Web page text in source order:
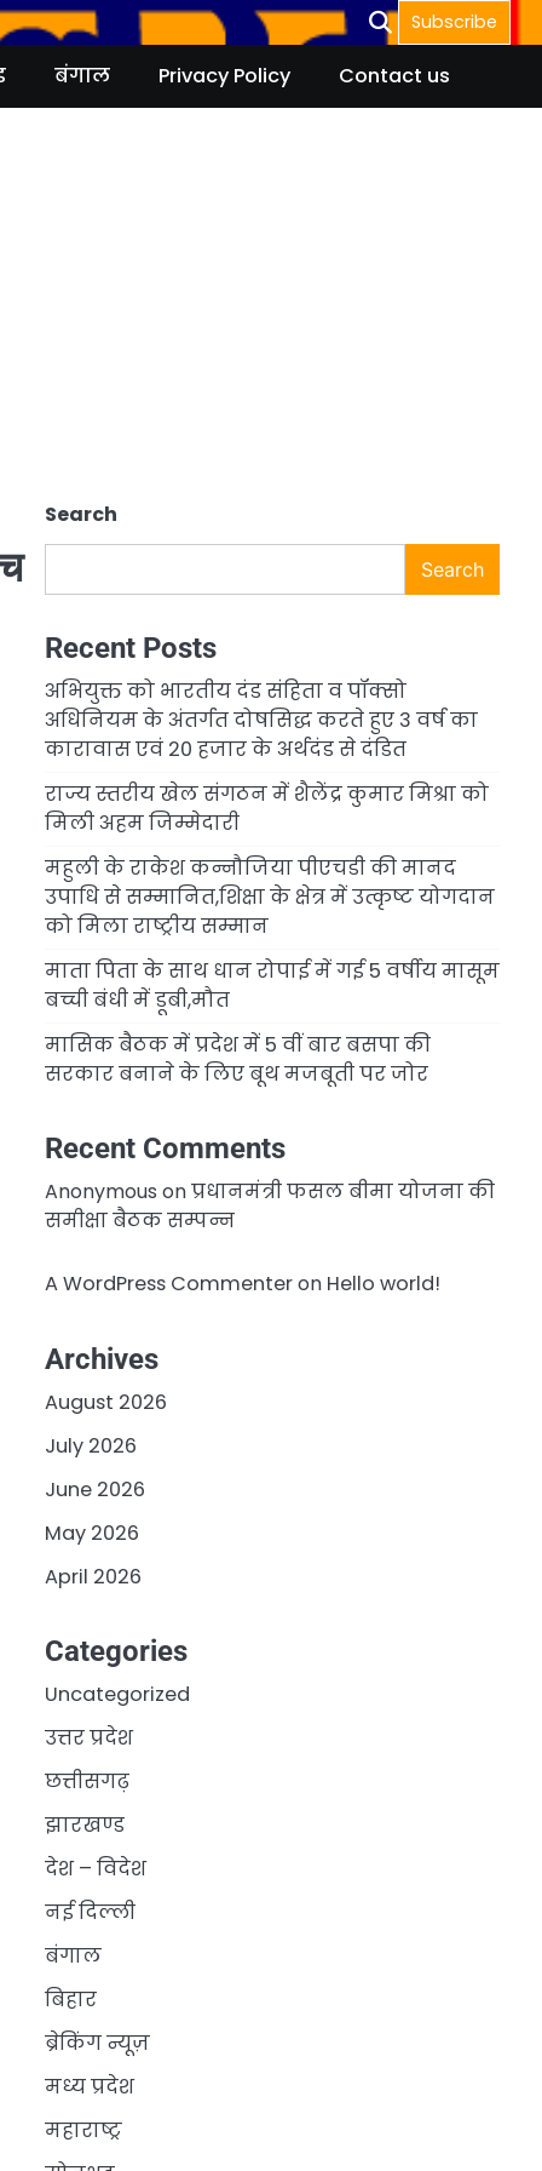
Subscribe
बंगाल Privacy Policy Contact us
Search
Search
Recent Posts
अभियुक्त को भारतीय दंड संहिता व पॉक्सो
अधिनियम के अंतर्गत दोषसिद्ध करते हुए 3 वर्ष का
कारावास एवं 20 हजार के अर्थदंड से दंडित
राज्य स्तरीय खेल संगठन में शैलेंद्र कुमार मिश्रा को
मिली अहम जिम्मेदारी
महुली के राकेश कन्नौजिया पीएचडी की मानद
उपाधि से सम्मानित,शिक्षा के क्षेत्र में उत्कृष्ट योगदान
को मिला राष्ट्रीय सम्मान
माता पिता के साथ धान रोपाई में गई 5 वर्षीय मासूम
बच्ची बंधी में डूबी,मौत
मासिक बैठक में प्रदेश में 5 वीं बार बसपा की
सरकार बनाने के लिए बूथ मजबूती पर जोर
Recent Comments
Anonymous onप्रधानमंत्री फसल बीमा योजना की
समीक्षा बैठक सम्पन्न
A WordPress Commenteron Hello world!
Archives
August 2026
July 2026
June 2026
May 2026
April 2026
Categories
Uncategorized
उत्तर प्रदेश
छत्तीसगढ़
झारखण्ड
देश – विदेश
नई दिल्ली
बंगाल
बिहार
ब्रेकिंग न्यूज़
मध्य प्रदेश
महाराष्ट्र